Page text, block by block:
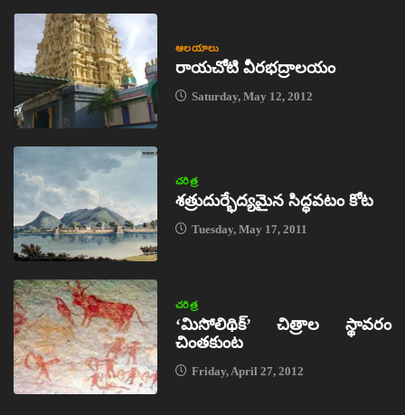
ఆలయాలు
రాయచోటి వీరభద్రాలయం
Saturday, May 12, 2012
చరిత్ర
శత్రుదుర్భేద్యమైన సిద్ధవటం కోట
Tuesday, May 17, 2011
చరిత్ర
‘మిసోలిథిక్‌’ చిత్రాల స్థావరం
చింతకుంట
Friday, April 27, 2012